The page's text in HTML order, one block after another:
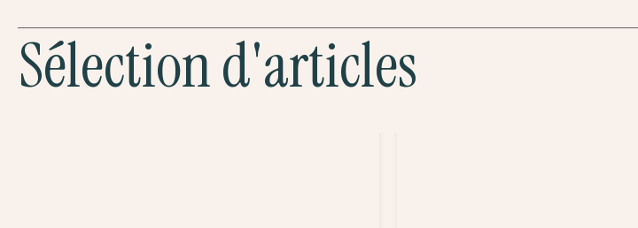
Sélection d'articles